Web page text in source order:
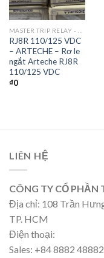
RJ8R 110/125 VDC
– ARTECHE – Rơ le
ngắt Arteche RJ8R
110/125 VDC
₫0
LIÊN HỆ
CÔNG TY CỔ PHẦN
Địa chỉ: 108 Trần
TP. HCM
Điện thoại:
Sales: +84 8882 48882